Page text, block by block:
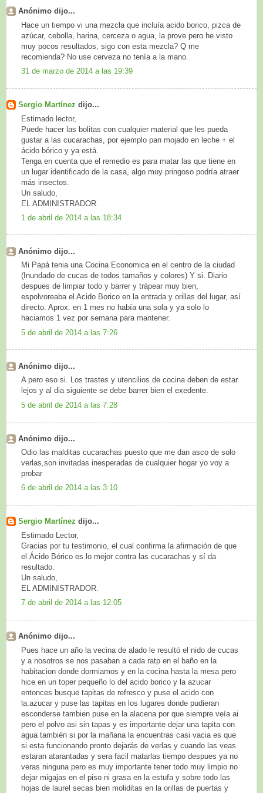
Anónimo dijo...
Hace un tiempo vi una mezcla que incluía acido borico, pizca de
azúcar, cebolla, harina, cerceza o agua, la prove pero he visto
muy pocos resultados, sigo con esta mezcla? Q me
recomienda? No use cerveza no tenía a la mano.
31 de marzo de 2014 a las 19:39
Sergio Martínez dijo...
Estimado lector,
Puede hacer las bolitas con cualquier material que les pueda
gustar a las cucarachas, por ejemplo pan mojado en leche + el
ácido bórico y ya está.
Tenga en cuenta que el remedio es para matar las que tiene en
un lugar identificado de la casa, algo muy pringoso podría atraer
más insectos.
Un saludo,
EL ADMINISTRADOR.
1 de abril de 2014 a las 18:34
Anónimo dijo...
Mi Papá tenia una Cocina Economica en el centro de la ciudad
(Inundado de cucas de todos tamaños y colores) Y si. Diario
despues de limpiar todo y barrer y trápear muy bien,
espolvoreaba el Acido Borico en la entrada y orillas del lugar, así
directo. Aprox. en 1 mes no había una sola y ya solo lo
haciamos 1 vez por semana para mantener.
5 de abril de 2014 a las 7:26
Anónimo dijo...
A pero eso si. Los trastes y utencilios de cocina deben de estar
lejos y al dia siguiente se debe barrer bien el exedente.
5 de abril de 2014 a las 7:28
Anónimo dijo...
Odio las malditas cucarachas puesto que me dan asco de solo
verlas,son invitadas inesperadas de cualquier hogar yo voy a
probar
6 de abril de 2014 a las 3:10
Sergio Martínez dijo...
Estimado Lector,
Gracias por tu testimonio, el cual confirma la afirmación de que
el Ácido Bórico es lo mejor contra las cucarachas y sí da
resultado.
Un saludo,
EL ADMINISTRADOR.
7 de abril de 2014 a las 12:05
Anónimo dijo...
Pues hace un año la vecina de alado le resultó el nido de cucas
y a nosotros se nos pasaban a cada ratp en el baño en la
habitacion donde dormiamos y en la cocina hasta la mesa pero
hice en un toper pequeño lo del acido borico y la azucar
entonces busque tapitas de refresco y puse el acido con
la.azucar y puse las tapitas en los lugares donde pudieran
esconderse tambien puse en la alacena por que siempre veía ai
pero el polvo asi sin tapas y es importante dejar una tapita con
agua también si por la mañana la encuentras casi vacia es que
si esta funcionando pronto dejarás de verlas y cuando las veas
estaran atarantadas y sera facil matarlas tiempo despues ya no
veras ninguna pero es muy importante tener todo muy limpio no
dejar migajas en el piso ni grasa en la estufa y sobre todo las
hojas de laurel secas bien moliditas en la orillas de puertas y